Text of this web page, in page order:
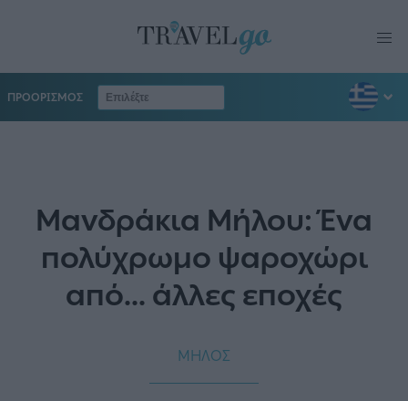
ΠΡΟΟΡΙΣΜΟΣ
Μανδράκια Μήλου: Ένα
πολύχρωμο ψαροχώρι
από... άλλες εποχές
ΜΗΛΟΣ